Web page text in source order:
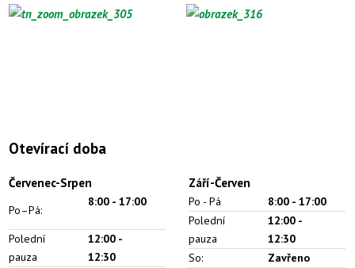
Otevírací doba
Červenec-Srpen
Po–Pá:
8:00 -17:00
Polední
pauza
12:00 -
12:30
Září-Červen
Po - Pá
8:00 - 17:00
Polední
pauza
12:00 -
12:30
So:
Zavřeno